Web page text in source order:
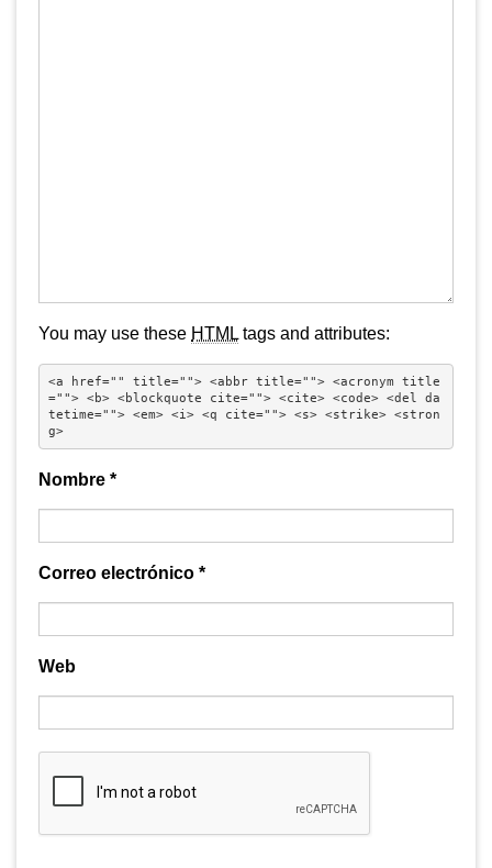
You may use these HTMLtags and attributes:
<a href="" title=""> <abbr title=""> <acronym title
=""> <b> <blockquote cite=""> <cite> <code> <del da
tetime=""> <em> <i> <q cite=""> <s> <strike> <stron
g>
Nombre *
Correo electrónico *
Web